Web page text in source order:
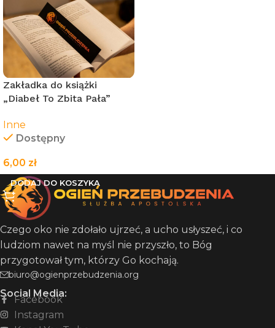
Zakładka do książki
„Diabeł To Zbita Pała”
Inne
Dostępny
6,00 zł
DODAJ DO KOSZYKA
Czego oko nie zdołało ujrzeć, a ucho usłyszeć, i co
ludziom nawet na myśl nie przyszło, to Bóg
przygotował tym, którzy Go kochają.
biuro@ogienprzebudzenia.org
Social Media:
Facebook
Instagram